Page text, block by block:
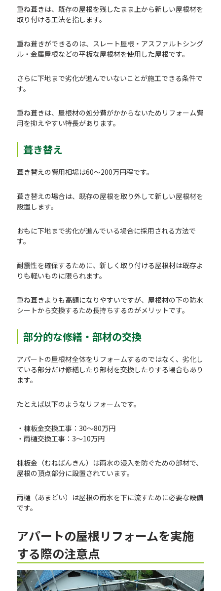
重ね葺きは、既存の屋根を残したまま上から新しい屋根材を
取り付ける工法を指します。
重ね葺きができるのは、スレート屋根・アスファルトシング
ル・金属屋根などの平板な屋根材を使用した屋根です。
さらに下地まで劣化が進んでいないことが施工できる条件で
す。
重ね葺きは、屋根材の処分費がかからないためリフォーム費
用を抑えやすい特長があります。
葺き替え
葺き替えの費用相場は60〜200万円程です。
葺き替えの場合は、既存の屋根を取り外して新しい屋根材を
設置します。
おもに下地まで劣化が進んでいる場合に採用される方法で
す。
耐震性を確保するために、新しく取り付ける屋根材は既存よ
りも軽いものに限られます。
重ね葺きよりも高額になりやすいですが、屋根材の下の防水
シートから交換するため長持ちするのがメリットです。
部分的な修繕・部材の交換
アパートの屋根材全体をリフォームするのではなく、劣化し
ている部分だけ修繕したり部材を交換したりする場合もあり
ます。
たとえば以下のようなリフォームです。
・棟板金交換工事：30～80万円
・雨樋交換工事：3～10万円
棟板金（むねばんきん）は雨水の浸入を防ぐための部材で、
屋根の頂点部分に設置されています。
雨樋（あまどい）は屋根の雨水を下に流すために必要な設備
です。
アパートの屋根リフォームを実施
する際の注意点